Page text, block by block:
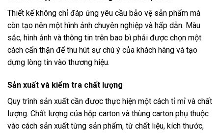
Thiết kế không chỉ đáp ứng yêu cầu bảo vệ sản phẩm mà
còn tạo nên một hình ảnh chuyên nghiệp và hấp dẫn. Màu
sắc, hình ảnh và thông tin trên bao bì phải được chọn một
cách cẩn thận để thu hút sự chú ý của khách hàng và tạo
dựng lòng tin vào thương hiệu.
Sản xuất và kiểm tra chất lượng
Quy trình sản xuất cần được thực hiện một cách tỉ mỉ và chất
lượng. Chất lượng của hộp carton và thùng carton phụ thuộc
vào cách sản xuất từng sản phẩm, từ chất liệu, kích thước,